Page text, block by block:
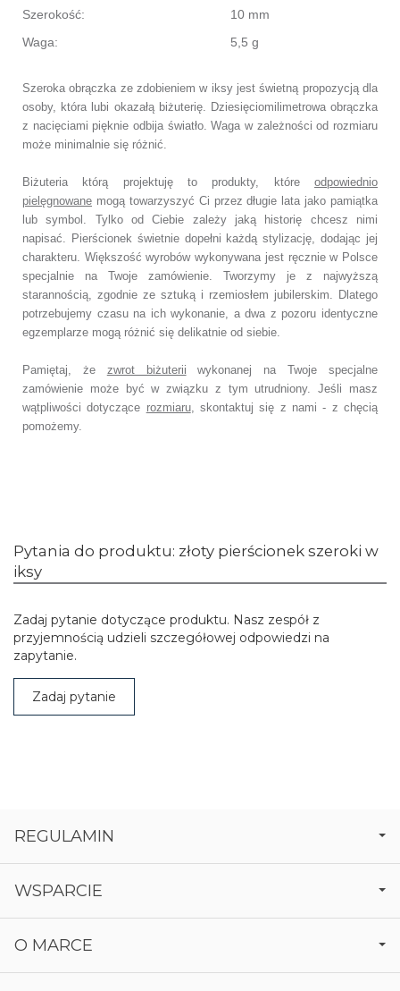
Szerokość:
10 mm
Waga:
5,5 g
Szeroka obrączka ze zdobieniem w iksy jest świetną propozycją dla
osoby, która lubi okazałą biżuterię. Dziesięciomilimetrowa obrączka
z nacięciami pięknie odbija światło.Waga w zależności od rozmiaru
może minimalnie się różnić.
Biżuteria którą projektuję to produkty, które odpowiednio
pielęgnowane mogą towarzyszyć Ci przez długie lata jako pamiątka
lub symbol. Tylko od Ciebie zależy jaką historię chcesz nimi
napisać. Pierścionek świetnie dopełni każdą stylizację, dodając jej
charakteru. Większość wyrobów wykonywana jest ręcznie w Polsce
specjalnie na Twoje zamówienie. Tworzymy je z najwyższą
starannością, zgodnie ze sztuką i rzemiosłem jubilerskim. Dlatego
potrzebujemy czasu na ich wykonanie, a dwa z pozoru identyczne
egzemplarze mogą różnić się delikatnie od siebie.
Pamiętaj, że zwrot biżuterii wykonanej na Twoje specjalne
zamówienie może być w związku z tym utrudniony. Jeśli masz
wątpliwości dotyczące rozmiaru,skontaktuj się z nami - z chęcią
pomożemy.
Pytania do produktu: złoty pierścionek szeroki w
iksy
Zadaj pytanie dotyczące produktu. Nasz zespół z
przyjemnością udzieli szczegółowej odpowiedzi na
zapytanie.
Zadaj pytanie
REGULAMIN
WSPARCIE
O MARCE